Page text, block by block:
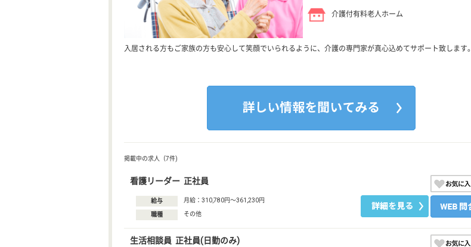
介護付有料老人ホーム
入居される方もご家族の方も安心して笑顔でいられるように、介護の専門家が真心込めてサポート致します。
掲載中の求人（7件)
看護リーダー 正社員
給与 月給：310,780円〜361,230円
職種 その他
生活相談員 正社員(日勤のみ)